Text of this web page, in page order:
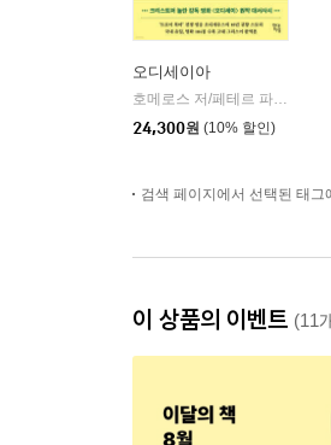
오디세이아
호메로스 저/페테르 파울 루벤스 그림/박문재 역
24,300원 (10% 할인)
검색 페이지에서 선택된 태
이 상품의 이벤트 (11